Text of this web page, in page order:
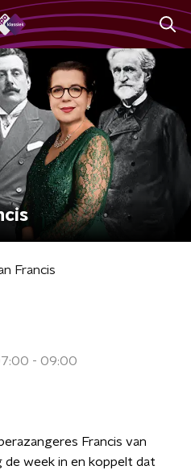
Francis
- 09:00
Francis van
de week in en koppelt dat